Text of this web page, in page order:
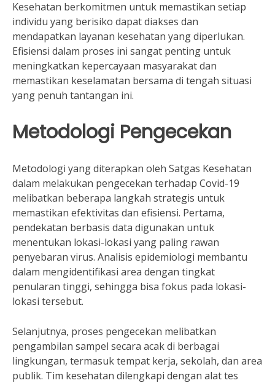
Kesehatan berkomitmen untuk memastikan setiap
individu yang berisiko dapat diakses dan
mendapatkan layanan kesehatan yang diperlukan.
Efisiensi dalam proses ini sangat penting untuk
meningkatkan kepercayaan masyarakat dan
memastikan keselamatan bersama di tengah situasi
yang penuh tantangan ini.
Metodologi Pengecekan
Metodologi yang diterapkan oleh Satgas Kesehatan
dalam melakukan pengecekan terhadap Covid-19
melibatkan beberapa langkah strategis untuk
memastikan efektivitas dan efisiensi. Pertama,
pendekatan berbasis data digunakan untuk
menentukan lokasi-lokasi yang paling rawan
penyebaran virus. Analisis epidemiologi membantu
dalam mengidentifikasi area dengan tingkat
penularan tinggi, sehingga bisa fokus pada lokasi-
lokasi tersebut.
Selanjutnya, proses pengecekan melibatkan
pengambilan sampel secara acak di berbagai
lingkungan, termasuk tempat kerja, sekolah, dan area
publik. Tim kesehatan dilengkapi dengan alat tes